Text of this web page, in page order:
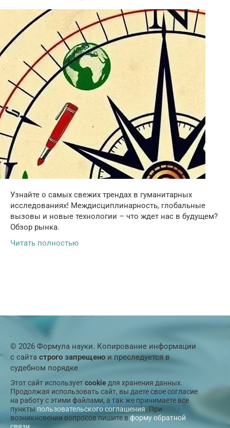
Узнайте о самых свежих трендах в гуманитарных
исследованиях! Междисциплинарность, глобальные
вызовы и новые технологии – что ждет нас в будущем?
Обзор рынка.
Читать полностью
© 2026 Формула науки. Копирование информации
с сайта строго запрещено и преследуется в
судебном порядке
Этот сайт используетcookie для хранения данных.
Продолжая использовать сайт, вы даете свое согласие
на работу с этими файлами, а так же принимаете все
пункты пользовательского соглашения. При
возникновении вопросов пишите вформу обратной